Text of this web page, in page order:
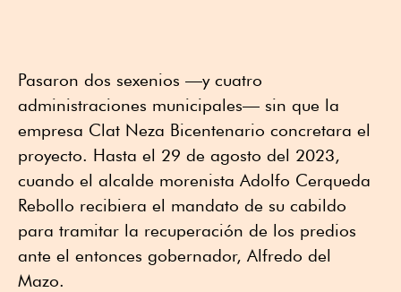
Pasaron dos sexenios —y cuatro
administraciones municipales— sin que la
empresa Clat Neza Bicentenario concretara el
proyecto. Hasta el 29 de agosto del 2023,
cuando el alcalde morenista Adolfo Cerqueda
Rebollo recibiera el mandato de su cabildo
para tramitar la recuperación de los predios
ante el entonces gobernador, Alfredo del
Mazo.